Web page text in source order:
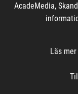
AcadeMedia,
Läs